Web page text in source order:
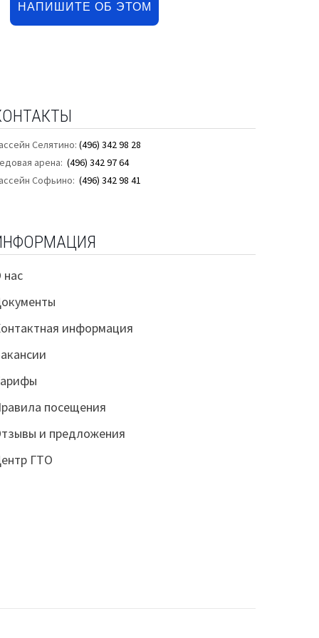
НАПИШИТЕ ОБ ЭТОМ
Селятино:(496) 342 98 28
арена:(496) 342 97 64
Софьино:(496) 342 98 41
нас
информация
посещения
и предложения
ГТО